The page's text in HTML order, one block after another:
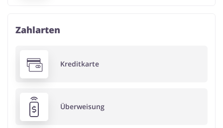
Zahlarten
Kreditkarte
Überweisung